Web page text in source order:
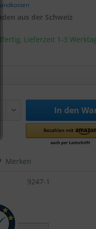
aus der Schweiz
Lieferzeit 1-3
In den
Merken
9247-1